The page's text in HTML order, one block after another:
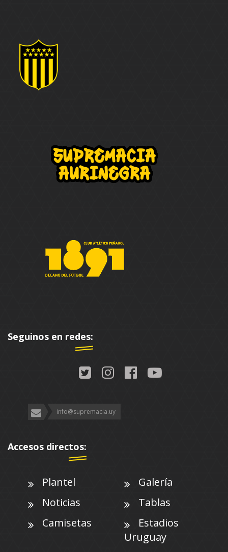
Seguinos en redes:
info@supremacia.uy
Accesos directos:
Plantel
Galería
Noticias
Tablas
Camisetas
Estadios
Uruguay